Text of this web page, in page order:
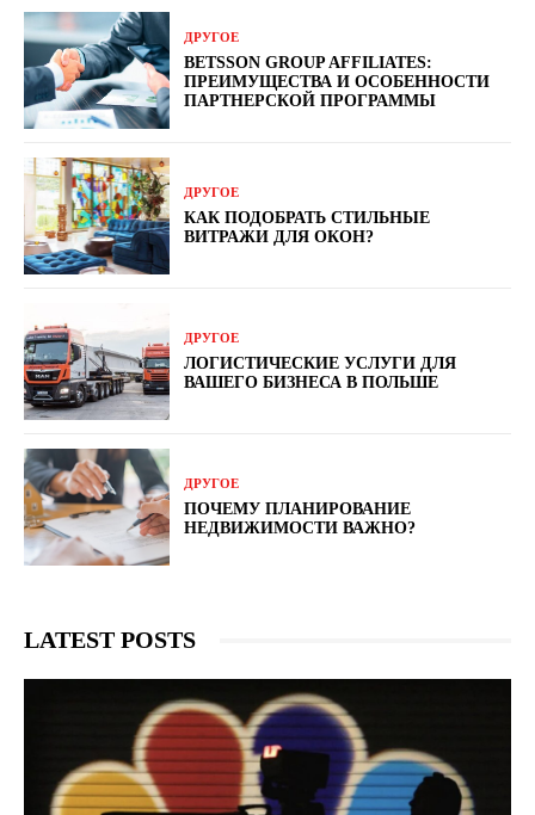
ДРУГОЕ
BETSSON GROUP AFFILIATES:
ПРЕИМУЩЕСТВА И ОСОБЕННОСТИ
ПАРТНЕРСКОЙ ПРОГРАММЫ
ДРУГОЕ
КАК ПОДОБРАТЬ СТИЛЬНЫЕ
ВИТРАЖИ ДЛЯ ОКОН?
ДРУГОЕ
ЛОГИСТИЧЕСКИЕ УСЛУГИ ДЛЯ
ВАШЕГО БИЗНЕСА В ПОЛЬШЕ
ДРУГОЕ
ПОЧЕМУ ПЛАНИРОВАНИЕ
НЕДВИЖИМОСТИ ВАЖНО?
LATEST POSTS